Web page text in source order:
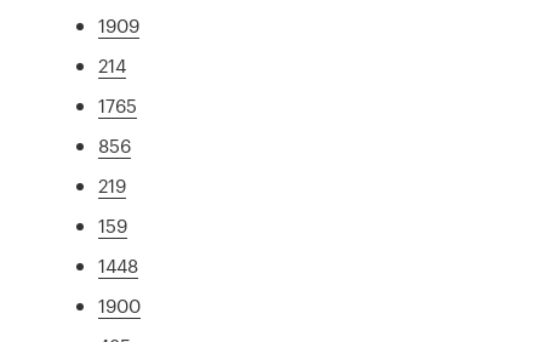
1909
214
1765
856
219
159
1448
1900